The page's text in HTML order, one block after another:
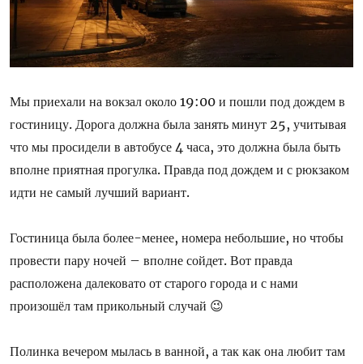
Мы приехали на вокзал около 19:00 и пошли под дождем в
гостиницу. Дорога должна была занять минут 25, учитывая
что мы просидели в автобусе 4 часа, это должна была быть
вполне приятная прогулка. Правда под дождем и с рюкзаком
идти не самый лучший вариант.
Гостиница была более-менее, номера небольшие, но чтобы
провести пару ночей – вполне сойдет. Вот правда
расположена далековато от старого города и с нами
произошёл там прикольный случай 😉
Полинка вечером мылась в ванной, а так как она любит там